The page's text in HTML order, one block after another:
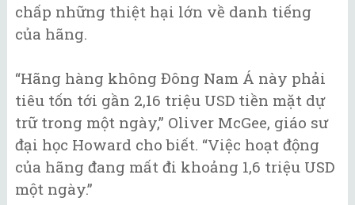
chấp những thiệt hại lớn về danh tiếng
của hãng.
“Hãng hàng không Đông Nam Á này phải
tiêu tốn tới gần 2,16 triệu USD tiền mặt dự
trữ trong một ngày,” Oliver McGee, giáo sư
đại học Howard cho biết. “Việc hoạt động
của hãng đang mất đi khoảng 1,6 triệu USD
một ngày.”